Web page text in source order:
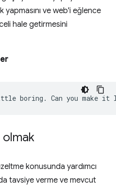
yapmasını ve web'i eğlence
hale getirmesini
olmak
konusunda yardımcı
tavsiye verme ve mevcut